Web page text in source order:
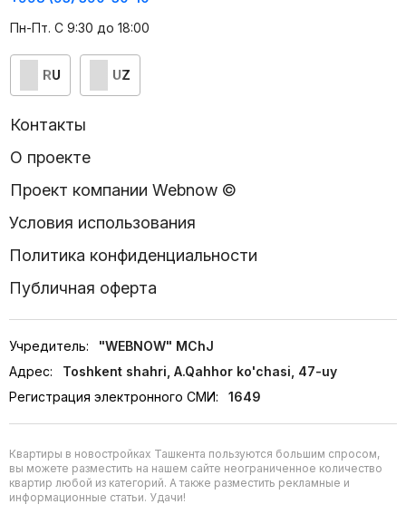
Пн-Пт. С 9:30 до 18:00
RU UZ
Контакты
О проекте
Проект компании Webnow ©
Условия использования
Политика конфиденциальности
Публичная оферта
Учредитель:
"WEBNOW" MChJ
Адрес:
Toshkent shahri, A.Qahhor ko'chasi, 47-uy
Регистрация электронного СМИ:
1649
Квартиры в новостройках Ташкента пользуются большим спросом,
вы можете разместить на нашем сайте неограниченное количество
квартир любой из категорий. А также разместить рекламные и
информационные статьи. Удачи!